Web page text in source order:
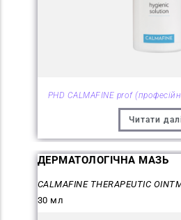
PHD CALMAFINE prof
Читати
ДЕРМАТОЛОГІЧНА МАЗЬ
CALMAFINE THERAPEUTIC
30 мл